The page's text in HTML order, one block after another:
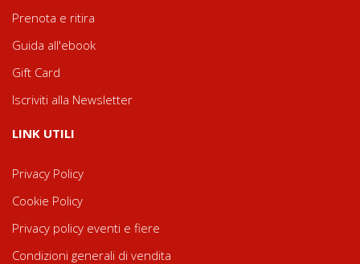
Prenota e ritira
Guida all'ebook
Gift Card
Iscriviti alla Newsletter
LINK UTILI
Privacy Policy
Cookie Policy
Privacy policy eventi e fiere
Condizioni generali di vendita